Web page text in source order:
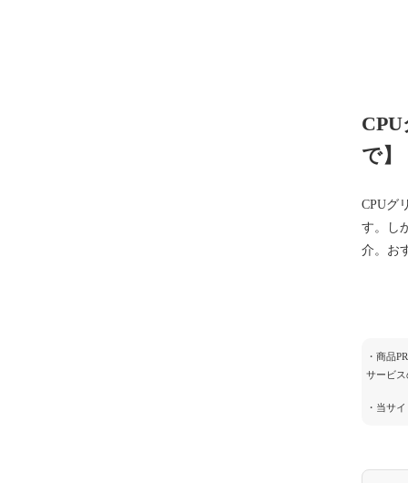
で】
CPUグ
す。し
介。お
・商品
サービ
・当サ